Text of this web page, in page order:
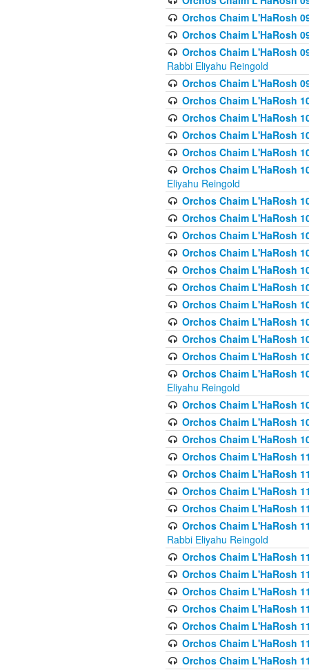
Orchos Chaim L'HaRosh
Orchos Chaim L'HaRosh
Orchos Chaim L'HaRosh
Rabbi Eliyahu Reingold
Orchos Chaim L'HaRosh
Orchos Chaim L'HaRosh
Orchos Chaim L'HaRosh
Orchos Chaim L'HaRosh
Orchos Chaim L'HaRosh
Orchos Chaim L'HaRosh
Eliyahu Reingold
Orchos Chaim L'HaRosh
Orchos Chaim L'HaRosh
Orchos Chaim L'HaRosh
Orchos Chaim L'HaRosh
Orchos Chaim L'HaRosh
Orchos Chaim L'HaRosh
Orchos Chaim L'HaRosh
Orchos Chaim L'HaRosh
Orchos Chaim L'HaRosh
Orchos Chaim L'HaRosh
Orchos Chaim L'HaRosh
Eliyahu Reingold
Orchos Chaim L'HaRosh
Orchos Chaim L'HaRosh
Orchos Chaim L'HaRosh
Orchos Chaim L'HaRosh
Orchos Chaim L'HaRosh
Orchos Chaim L'HaRosh
Orchos Chaim L'HaRosh
Orchos Chaim L'HaRosh
Rabbi Eliyahu Reingold
Orchos Chaim L'HaRosh
Orchos Chaim L'HaRosh
Orchos Chaim L'HaRosh
Orchos Chaim L'HaRosh
Orchos Chaim L'HaRosh
Orchos Chaim L'HaRosh
Orchos Chaim L'HaRosh